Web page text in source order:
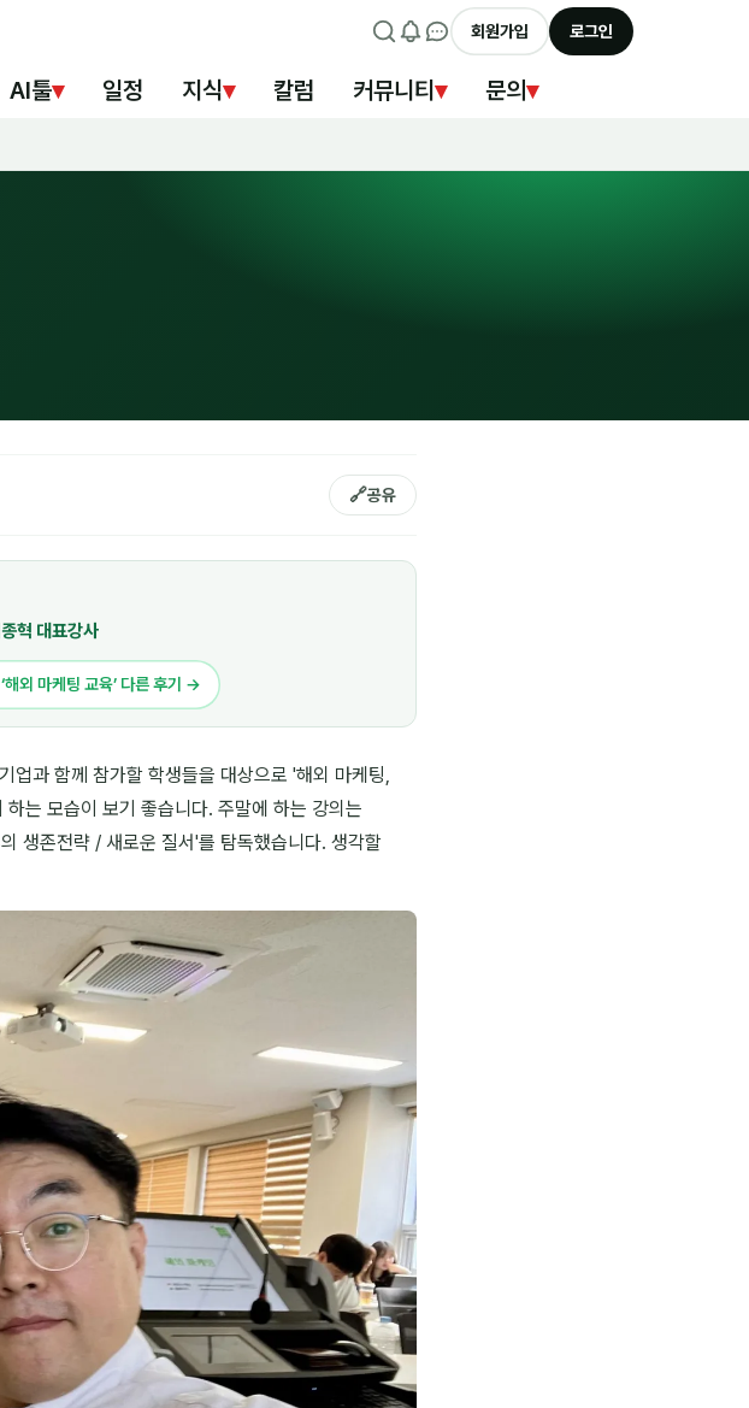
회원가입 로그인
AI툴▾ 일정 지식▾ 칼럼 커뮤니티 ▾ 문의▾
🔗공유
혁 대표강사
외 마케팅 교육’ 다른 후기 →
과 함께 참가할 학생들을 대상으로 '해외 마케팅,
는 모습이 보기 좋습니다. 주말에 하는 강의는
생존전략 / 새로운 질서'를 탐독했습니다. 생각할